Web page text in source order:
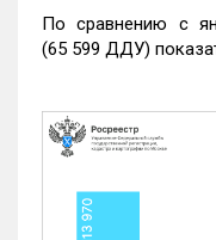
По сравнению с
(65 599 ДДУ)